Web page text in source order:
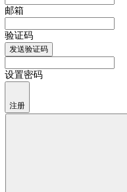
邮箱
验证码
发送验证码
设置密码
注册